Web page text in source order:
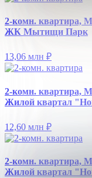
2-комн. квартира,
ЖК Мытищи Парк
13,06 млн ₽
2-комн. квартира,
Жилой квартал
12,60 млн ₽
2-комн. квартира,
Жилой квартал